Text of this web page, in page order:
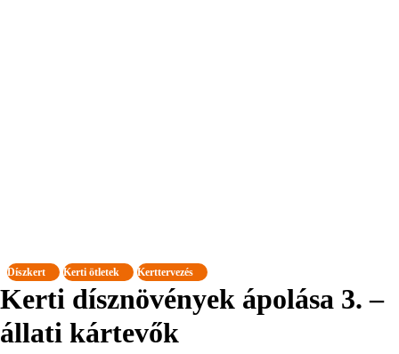
Díszkert Kerti ötletek Kerttervezés
Kerti dísznövények ápolása 3. –
állati kártevők